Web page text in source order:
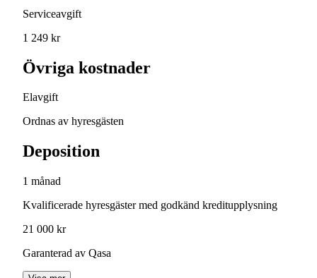
Serviceavgift
1 249 kr
Övriga kostnader
Elavgift
Ordnas av hyresgästen
Deposition
1 månad
Kvalificerade hyresgäster med godkänd kreditupplysning
21 000 kr
Garanterad av Qasa